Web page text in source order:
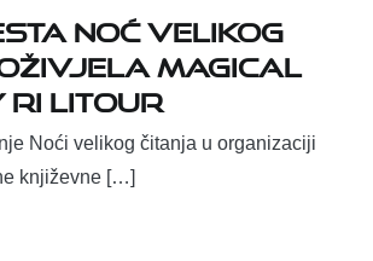
Noć velikog
Magical
LiTour
Noći velikog čitanja u organizaciji
književne […]